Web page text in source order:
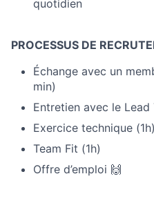
quotidien
PROCESSUS DE
Échange avec un
min)
Entretien avec le
Exercice technique (1h)
Team Fit (1h)
Offre d’emploi 🙌